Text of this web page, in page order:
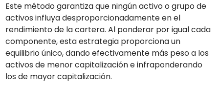
Este método garantiza que ningún activo o grupo de
activos influya desproporcionadamente en el
rendimiento de la cartera. Al ponderar por igual cada
componente, esta estrategia proporciona un
equilibrio único, dando efectivamente más peso a los
activos de menor capitalización e infraponderando
los de mayor capitalización.